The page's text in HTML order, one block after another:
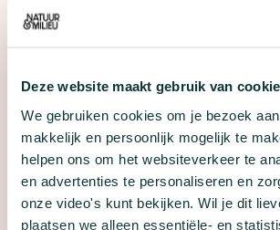
Deze website maakt gebruik van
We gebruiken cookies om je bezoek
makkelijk en persoonlijk mogelijk te
helpen ons om het websiteverkeer te
en advertenties te personaliseren en
onze video's kunt bekijken. Wil je dit
plaatsen we alleen essentiële- en
nieuwe inzichten.
Onderzoek geeft aan dat minder
transferpassagiers niet het einde
hubnetwerk betekent. Er is een
luchtvaartsector mogelijk, passend
Nederland. Economische gevolgen